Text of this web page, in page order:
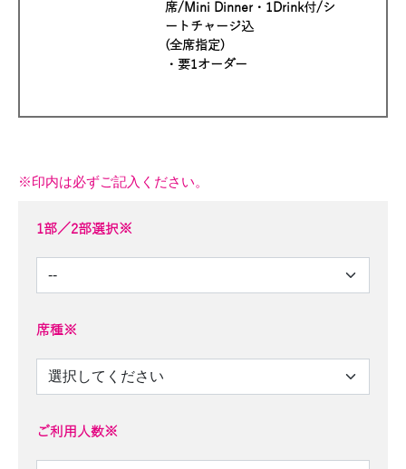
席/Mini Dinner・1Drink付/シ
ートチャージ込
(全席指定)
・要1オーダー
※印内は必ずご記入ください。
1部／2部選択※
席種※
ご利用人数※